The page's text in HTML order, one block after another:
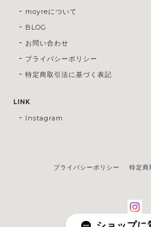
moyreについて
BLOG
お問い合わせ
プライバシーポリシー
特定商取引法に基づく表記
LINK
Instagram
プライバシーポリシー 特定商